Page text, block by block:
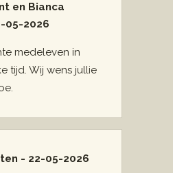
en Bianca
05-2026
medeleven in
tijd. Wij wens jullie
- 22-05-2026